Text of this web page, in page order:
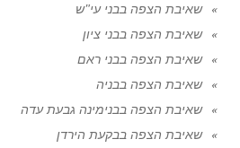
שאיבת הצפה בבני עי"ש
שאיבת הצפה בבני ציון
שאיבת הצפה בבני ראם
שאיבת הצפה בבניה
שאיבת הצפה בבנימינה גבעת עדה
שאיבת הצפה בבקעת הירדן